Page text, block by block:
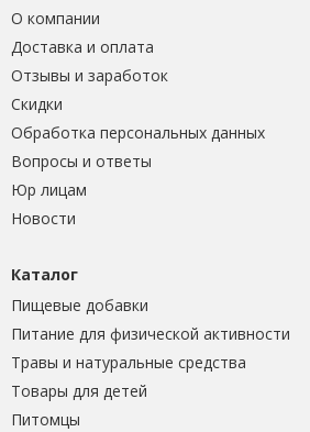
О компании
Доставка и оплата
Отзывы и заработок
Скидки
Обработка персональных данных
Вопросы и ответы
Юр лицам
Новости
Каталог
Пищевые добавки
Питание для физической активности
Травы и натуральные средства
Товары для детей
Питомцы